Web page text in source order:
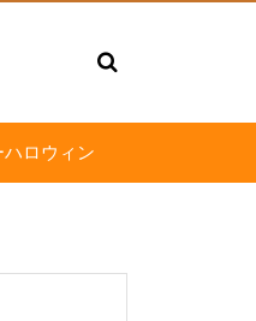
ロウィン